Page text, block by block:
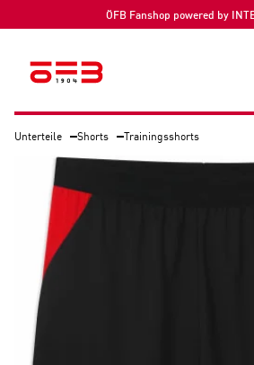
ÖFB Fanshop powered by
Unterteile Shorts Trainingsshorts